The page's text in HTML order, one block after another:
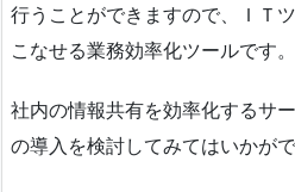
行うことができますので、ＩＴ
こなせる業務効率化ツールです。
社内の情報共有を効率化するサ
の導入を検討してみてはいかがで